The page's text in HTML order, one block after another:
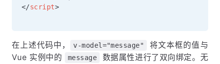
</script>
在上述代码中， v-model="message"
将文本框的值与
Vue 实例中的
message
数据属性进行了双向绑定。无